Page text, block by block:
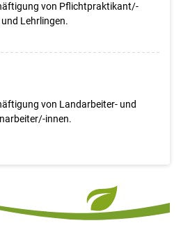
von Pflichtpraktikant/-
Lehrlingen.
von Landarbeiter- und
innen.